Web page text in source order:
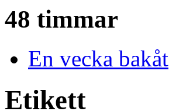
48 timmar
En vecka bakåt
Etikett